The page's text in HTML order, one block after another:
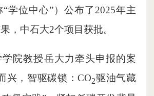
学位中心”）公布了2025年主
，中石大2个项目获批。
院教授岳大力牵头申报的案
兴，智驱碳锁：CO2驱油气藏